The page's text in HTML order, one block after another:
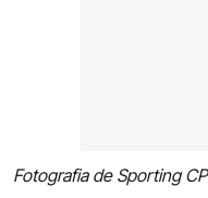
Fotografia de Sporting CP